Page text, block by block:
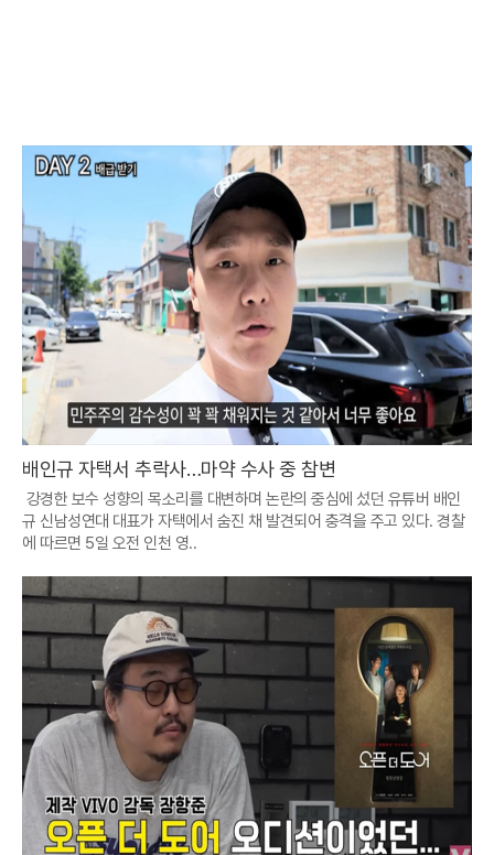
배인규 자택서 추락사…마약 수사 중 참변
강경한 보수 성향의 목소리를 대변하며 논란의 중심에 섰던 유튜버 배인
규 신남성연대 대표가 자택에서 숨진 채 발견되어 충격을 주고 있다. 경찰
에 따르면 5일 오전 인천 영..